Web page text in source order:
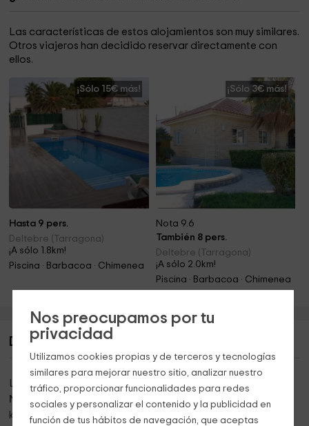
Nos preocupamos por tu
privacidad
Utilizamos cookies propias y de terceros y tecnologías
similares para mejorar nuestro sitio, analizar nuestro
tráfico, proporcionar funcionalidades para redes
sociales y personalizar el contenido y la publicidad en
función de tus hábitos de navegación, que aceptas
Las características de estos alojamientos son muy similares.
Otros viajeros han decidido reservar directamente con
ellos.
¡Sólo 15€ más!
Hasta 9 pers.
Deltebre (Tarragona)
¡A sólo 1.8km!
Piscina · Barbacoa · Chimenea
¡Sólo 3€ más!
Nota 9.6
También 8 pers.
Deltebre (Tarragona)
¡A sólo 2.0km!
Piscina · Barbacoa · Chimenea
Descripción de Lo Vivet
La casa rural Lo Vivet se encuentra en pleno
Parque
Natural del Delta del Ebro
,Tarragona,y a poco más de 5
km de la población de
Deltebre , en el Bajo Ebro